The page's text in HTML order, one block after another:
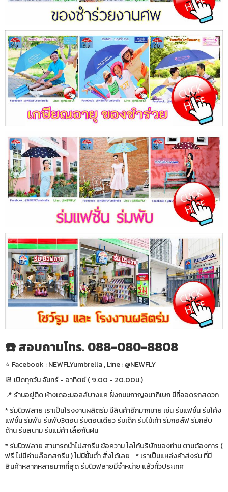
☎️ สอบถามโทร. 088-080-8808
⭐️ Facebook : NEWFLYumbrella , Line : @NEWFLY
📆 เปิดทุกวัน จันทร์ - อาทิตย์ ( 9.00 - 20.00น.)
📍 ร้านอยู่ติด ห้างเดอะมอลล์บางแค ฝั่งถนนกาญจนาภิเษก มีที่จอดรถสดวก
* ร่มนิวฟลาย เราเป็นโรงงานผลิตร่ม มีสินค้าอีกมากมาย เช่น ร่มแฟชั่น ร่มโค้ง
แฟชั่น ร่มพับ ร่มพับ3ตอน ร่มตอนเดียว ร่มเด็ก ร่มไม้เท้า ร่มกอล์ฟ ร่มกลับ
ด้าน ร่มสนาม ร่มแม่ค้า เสื้อกันฝน
* ร่มนิวฟลาย สามารถนำไปสกรีน ข้อความ โลโก้บริษัทของท่าน ตามต้องการ (
ฟรี ไม่มีค่าบล๊อกสกรีน ) ไม่มีขั้นต่ำ สั่งได้เลย * เราเป็นแหล่งค้าส่งร่ม ที่มี
สินค้าหลากหลายมากที่สุด ร่มนิวฟลายมีจำหน่าย แล้วทั่วประเทศ